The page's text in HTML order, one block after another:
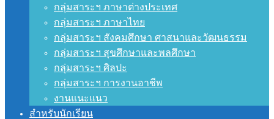
กลุ่มสาระฯ ภาษาต่างประเทศ
กลุ่มสาระฯ ภาษาไทย
กลุ่มสาระฯ สังคมศึกษา ศาสนาและวัฒนธรรม
กลุ่มสาระฯ สุขศึกษาและพลศึกษา
กลุ่มสาระฯ ศิลปะ
กลุ่มสาระฯ การงานอาชีพ
งานแนะแนว
สำหรับนักเรียน